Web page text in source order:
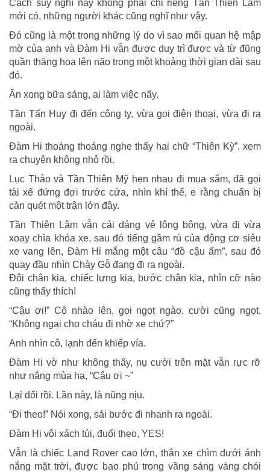
Cách suy nghĩ này không phải chỉ riêng Tần Thiên Lâm
mới có, những người khác cũng nghĩ như vậy.
Đó cũng là một trong những lý do vì sao mối quan hệ mập
mờ của anh và Đàm Hi vẫn được duy trì được và từ đũng
quần thăng hoa lên não trong một khoảng thời gian dài sau
đó.
Ăn xong bữa sáng, ai làm việc nấy.
Tần Tấn Huy đi đến công ty, vừa gọi điện thoại, vừa đi ra
ngoài.
Đàm Hi thoáng thoáng nghe thấy hai chữ “Thiên Kỳ”, xem
ra chuyện không nhỏ rồi.
Lục Thảo và Tần Thiên Mỹ hẹn nhau đi mua sắm, đã gọi
tài xế đứng đợi trước cửa, nhìn khí thế, e rằng chuẩn bị
càn quét một trận lớn đây.
Tần Thiên Lâm vẫn cái dáng vẻ lông bông, vừa đi vừa
xoay chìa khóa xe, sau đó tiếng gầm rú của động cơ siêu
xe vang lên, Đàm Hi mắng một câu “đồ cậu ấm”, sau đó
quay đầu nhìn Chày Gỗ đang đi ra ngoài.
Đôi chân kia, chiếc lưng kia, bước chân kia, nhìn cỡ nào
cũng thấy thích!
“Cậu ơi!” Cô nhào lên, gọi ngọt ngào, cười cũng ngọt,
“Không ngại cho cháu đi nhờ xe chứ?”
Anh nhìn cô, lạnh đến khϊếp vía.
Đàm Hi vờ như không thấy, nụ cười trên mặt vẫn rực rỡ
như nắng mùa hạ, “Cậu ơi ~”
Lại đổi rồi. Lần này, là nũng nịu.
“Đi theo!” Nói xong, sải bước đi nhanh ra ngoài.
Đàm Hi vội xách túi, đuổi theo, YES!
Vẫn là chiếc Land Rover cao lớn, thân xe chìm dưới ánh
nắng mặt trời, được bao phủ trong vầng sáng vàng chói